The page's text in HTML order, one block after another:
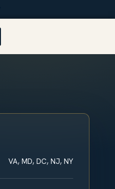
VA, MD, DC, NJ, NY